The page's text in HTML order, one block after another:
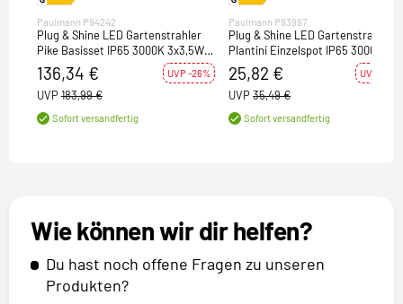
Paulmann P94242
Plug & Shine LED Gartenstrahler
Pike Basisset IP65 3000K 3x3,5W
21VA Anthrazit
136,34 € UVP -26%
UVP 183,99 €
Sofort versandfertig
Paulmann P93997
Plug & Shine LED Gartenstrahler
Plantini Einzelspot IP65 3000K
Anthrazit
25,82 € UVP -27%
UVP 35,49 €
Sofort versandfertig
Wie können wir dir helfen?
Du hast noch offene Fragen zu unseren
Produkten?